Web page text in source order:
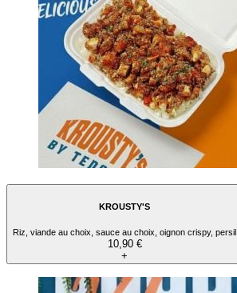
KROUSTY'S
Riz, viande au choix, sauce au choix, oignon crispy, persil
10,90 €
+